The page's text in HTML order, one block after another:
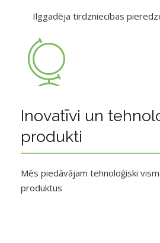
Ilggadēja tirdzniecības
Inovatīvi un
produkti
Mēs piedāvājam tehnoloģiski
produktus